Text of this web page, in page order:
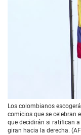
03:19
Los colombianos
comicios que se celebran
que decidirán si ratifican
giran hacia la derecha.